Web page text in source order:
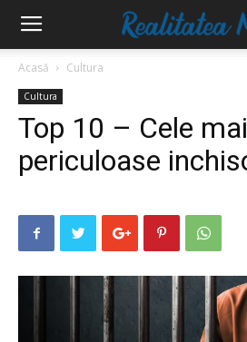
Acasă Cultura
Cultura
Top 10 – Cele mai
periculoase